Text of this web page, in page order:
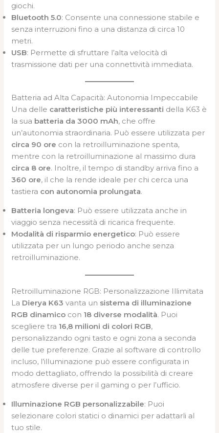
giochi.
Bluetooth 5.0: Consente una connessione stabile e
senza interruzioni fino a una distanza di circa 10
metri.
USB: Permette di sfruttare l’alta velocità di
trasmissione dati per una connettività immediata.
Batteria ad Alta Capacità: Autonomia Impeccabile
Una delle caratteristiche più interessanti della K63 è
la sua batteria da 3000 mAh, che offre
un’autonomia straordinaria. Può essere utilizzata per
circa 90 ore con la retroilluminazione spenta,
mentre con la retroilluminazione al massimo dura
circa 8 ore. Inoltre, il tempo di standby arriva fino a
360 ore, il che la rende ideale per chi cerca una
tastiera con autonomia prolungata.
Batteria longeva: Può essere utilizzata anche in
viaggio senza necessità di ricarica frequente.
Modalità di risparmio energetico: Può essere
utilizzata per un lungo periodo anche senza
retroilluminazione.
Retroilluminazione RGB: Personalizzazione Illimitata
La Dierya K63 vanta un sistema di illuminazione
RGB dinamico con 18 diverse modalità. Puoi
scegliere tra 16,8 milioni di colori RGB,
personalizzando ogni tasto e ogni zona a seconda
delle tue preferenze. Grazie al software di controllo
incluso, l’illuminazione può essere configurata in
modo dettagliato, offrendo la possibilità di creare
atmosfere diverse per il gaming o per l’ufficio.
Illuminazione RGB personalizzabile: Puoi
selezionare colori statici o dinamici per adattarli al
tuo stile.